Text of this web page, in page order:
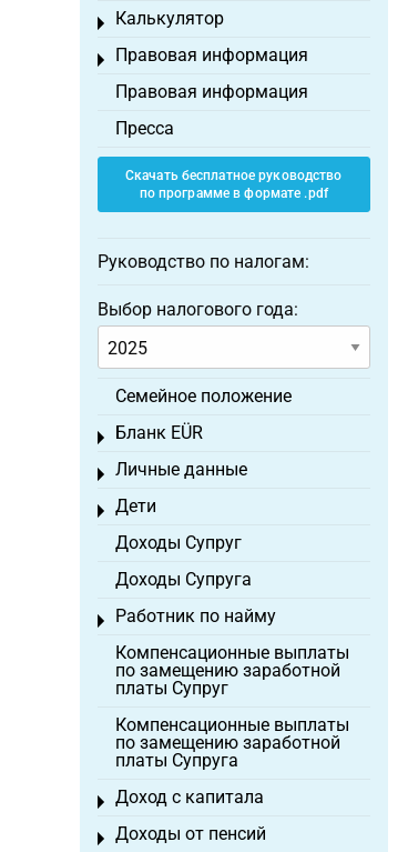
Калькулятор
Toggle menu
Правовая информация
Toggle menu
Правовая информация
Пресса
Скачать бесплатное руководство
по программе в формате .pdf
Руководство по налогам:
Выбор налогового года:
Семейное положение
Бланк EÜR
Toggle menu
Личные данные
Toggle menu
Дети
Toggle menu
Доходы Супруг
Доходы Супруга
Работник по найму
Toggle menu
Компенсационные выплаты
по замещению заработной
платы Супруг
Компенсационные выплаты
по замещению заработной
платы Супруга
Доход с капитала
Toggle menu
Доходы от пенсий
Toggle menu